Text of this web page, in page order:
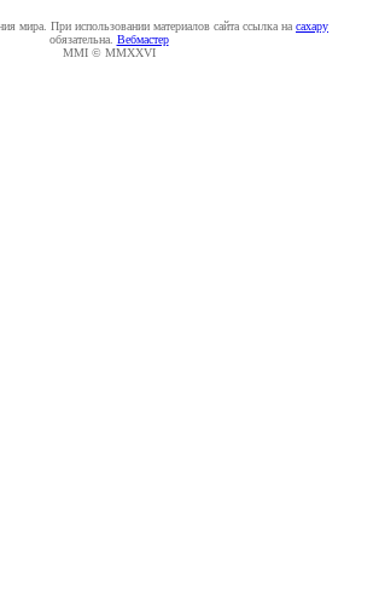
мира. При использовании материалов сайта ссылка на caxapу
обязательна. Вебмастер
MMI © MMXXVI